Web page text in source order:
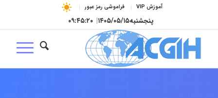
آموزش VIP فراموشی رمز عبور
پنجشنبه۱۴۰۵/۰۵/۱۵| ۰۹:۴۵:۲۱